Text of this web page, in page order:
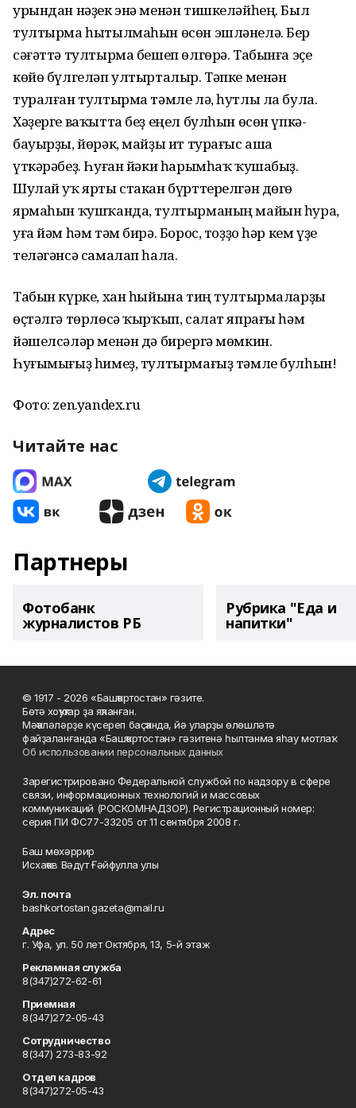
урындан нәҙек энә менән тишкеләйһең. Был
тултырма һытылмаһын өсөн эшләнелә. Бер
сәғәттә тултырма бешеп өлгөрә. Табынға эҫе
көйө бүлгеләп ултырталыр. Тәпке менән
туралған тултырма тәмле лә, һутлы ла була.
Хәҙерге ваҡытта беҙ еңел булһын өсөн үпкә-
бауырҙы, йөрәк, майҙы ит турағыс аша
үткәрәбеҙ. Һуған йәки һарымһаҡ ҡушабыҙ.
Шулай уҡ ярты стакан бүрттерелгән дөгө
ярмаһын ҡушҡанда, тултырманың майын һура,
уға йәм һәм тәм бирә. Борос, тоҙҙо һәр кем үҙе
теләгәнсә самалап һала.
Табын күрке, хан һыйына тиң тултырмаларҙы
өҫтәлгә төрлөсә ҡырҡып, салат япрағы һәм
йәшелсәләр менән дә бирергә мөмкин.
Һуғымығыҙ һимеҙ, тултырмағыҙ тәмле булһын!
Фото: zen.yandex.ru
Читайте нас
Партнеры
Фотобанк
журналистов РБ
Рубрика "Еда и
напитки"
© 1917 - 2026 «Башҡортостан» гәзите.
Бөтә хоҡуҡтар ҙа яҡланған.
Мәҡәләләрҙе күсереп баҫҡанда, йә уларҙы өлөшләтә
файҙаланғанда «Башҡортостан» гәзитенә һылтанма яһау мотлаҡ.
Об использовании персональных данных
Зарегистрировано Федеральной службой по надзору в сфере
связи, информационных технологий и массовых
коммуникаций (РОСКОМНАДЗОР). Регистрационный номер:
серия ПИ ФС77-33205 от 11 сентября 2008 г.
Баш мөхәррир
Исхаҡов Вәдүт Ғәйфулла улы
Эл. почта
bashkortostan.gazeta@mail.ru
Адрес
г. Уфа, ул. 50 лет Октября, 13, 5-й этаж
Рекламная служба
8(347)272-62-61
Приемная
8(347)272-05-43
Сотрудничество
8(347) 273-83-92
Отдел кадров
8(347)272-05-43